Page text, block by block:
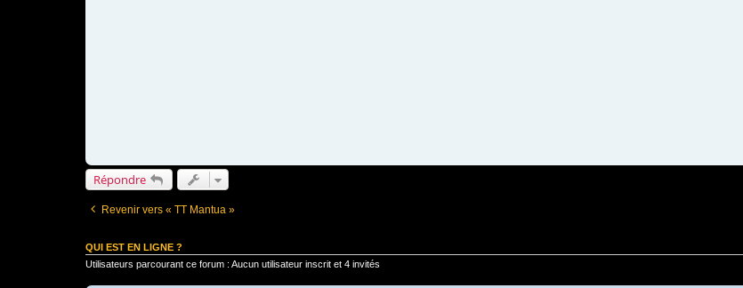
Répondre
Revenir vers « TT Mantua »
QUI EST EN LIGNE ?
Utilisateurs parcourant ce forum : Aucun utilisateur inscrit et 4 invités